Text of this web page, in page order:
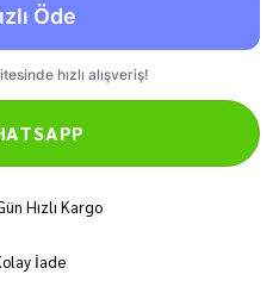
Hızlı Kargo
İade